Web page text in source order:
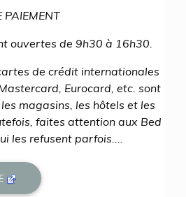
PAIEMENT
ouvertes de 9h30 à 16h30.
de crédit internationales
Eurocard, etc. sont
magasins, les hôtels et les
faites attention aux Bed
les refusent parfois....